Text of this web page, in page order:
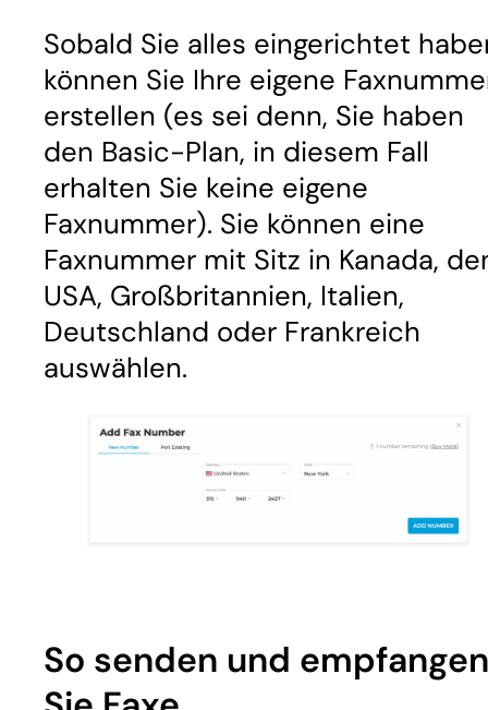
Sobald Sie alles eingerichtet
können Sie Ihre eigene
erstellen (es sei denn, Sie haben
den Basic-Plan, in diesem Fall
erhalten Sie keine eigene
Faxnummer). Sie können eine
Faxnummer mit Sitz in Kanada,
USA, Großbritannien, Italien,
Deutschland oder Frankreich
auswählen.
So senden und empfangen